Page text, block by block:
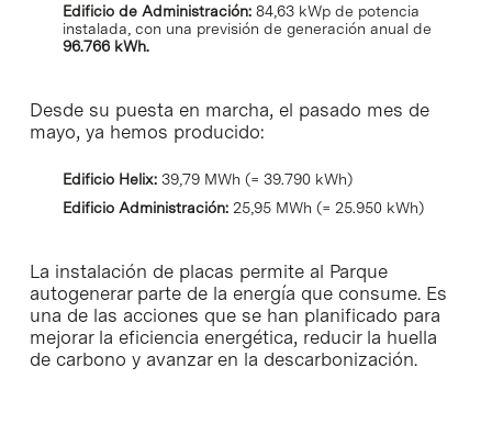
Edificio de Administración:84,63 kWp de potencia
instalada, con una previsión de generación anual de
96.766 kWh.
Desde su puesta en marcha, el pasado mes de
mayo, ya hemos producido:
Edificio Helix:39,79 MWh (= 39.790 kWh)
Edificio Administración:25,95 MWh (= 25.950 kWh)
La instalación de placas permite al Parque
autogenerar parte de la energía que consume. Es
una de las acciones que se han planificado para
mejorar la eficiencia energética, reducir la huella
de carbono y avanzar en la descarbonización.